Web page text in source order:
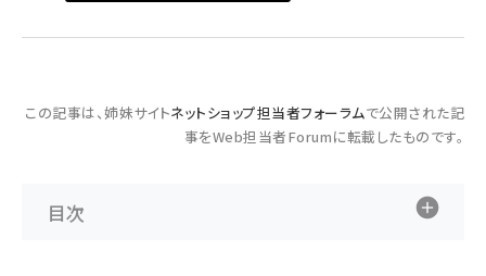
この記事は、姉妹サイトネットショップ担当者フォーラムで公開された記
事をWeb担当者Forumに転載したものです。
目次